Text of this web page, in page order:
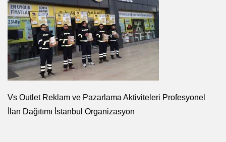
Vs Outlet Reklam ve Pazarlama Aktiviteleri Profesyonel
İlan Dağıtımı İstanbul Organizasyon